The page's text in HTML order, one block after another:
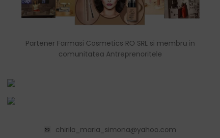
Partener Farmasi Cosmetics RO SRL si membru in
comunitatea Antreprenoritele
chirila_maria_simona@yahoo.com